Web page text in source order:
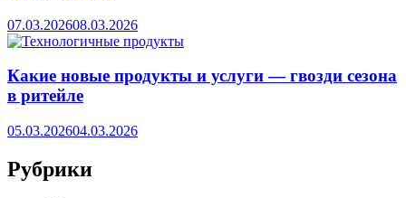
07.03.202608.03.2026
Какие новые продукты и услуги — гвозди сезона
в ритейле
05.03.202604.03.2026
Рубрики